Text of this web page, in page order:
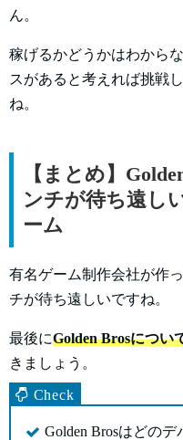
ん。
稼げるかどうかはわから
スがあると考えれば挑戦
ね。
【まとめ】
ンチが待ち遠し
ーム
有名ゲーム制作会社が作
チが待ち遠しいですね。
最後にGolden Brosについ
きましょう。
Golden Brosはどの